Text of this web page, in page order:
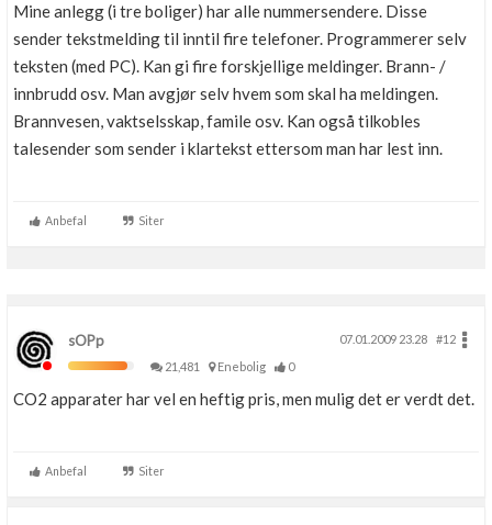
Mine anlegg (i tre boliger) har alle nummersendere. Disse
sender tekstmelding til inntil fire telefoner. Programmerer selv
teksten (med PC). Kan gi fire forskjellige meldinger. Brann- /
innbrudd osv. Man avgjør selv hvem som skal ha meldingen.
Brannvesen, vaktselsskap, famile osv. Kan også tilkobles
talesender som sender i klartekst ettersom man har lest inn.
Anbefal Siter
sOPp 07.01.2009 23.28
#12
21,481
Enebolig 0
CO2 apparater har vel en heftig pris, men mulig det er verdt det.
Anbefal Siter